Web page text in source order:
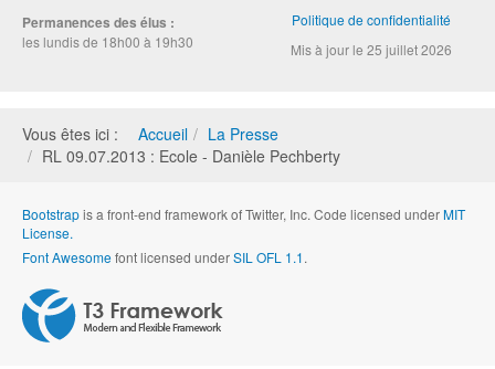
Permanences des élus :
les lundis de 18h00 à 19h30
Politique de confidentialité
Mis à jour le 25 juillet 2026
Vous êtes ici : Accueil
La Presse
RL 09.07.2013 : Ecole - Danièle Pechberty
Bootstrapis a front-end framework of Twitter, Inc. Code licensed underMIT
License.
Font Awesomefont licensed underSIL OFL 1.1.